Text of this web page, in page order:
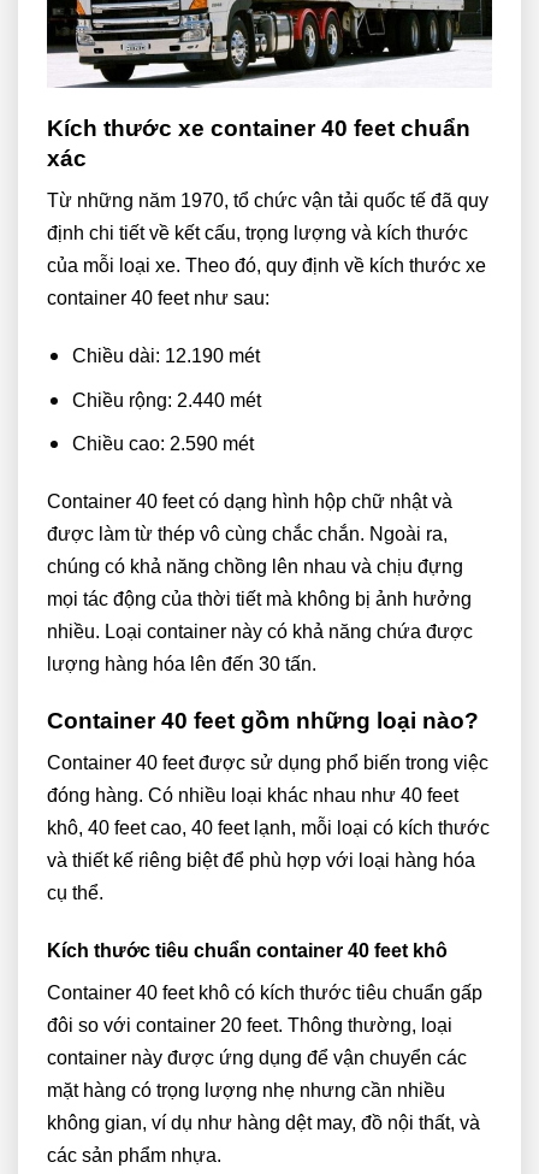
Kích thước xe container 40 feet chuẩn
xác
Từ những năm 1970, tổ chức vận tải quốc tế đã quy
định chi tiết về kết cấu, trọng lượng và kích thước
của mỗi loại xe. Theo đó, quy định về kích thước xe
container 40 feet như sau:
Chiều dài: 12.190 mét
Chiều rộng: 2.440 mét
Chiều cao: 2.590 mét
Container 40 feet có dạng hình hộp chữ nhật và
được làm từ thép vô cùng chắc chắn. Ngoài ra,
chúng có khả năng chồng lên nhau và chịu đựng
mọi tác động của thời tiết mà không bị ảnh hưởng
nhiều. Loại container này có khả năng chứa được
lượng hàng hóa lên đến 30 tấn.
Container 40 feet gồm những loại nào?
Container 40 feet được sử dụng phổ biến trong việc
đóng hàng. Có nhiều loại khác nhau như 40 feet
khô, 40 feet cao, 40 feet lạnh, mỗi loại có kích thước
và thiết kế riêng biệt để phù hợp với loại hàng hóa
cụ thể.
Kích thước tiêu chuẩn container 40 feet khô
Container 40 feet khô có kích thước tiêu chuẩn gấp
đôi so với container 20 feet. Thông thường, loại
container này được ứng dụng để vận chuyển các
mặt hàng có trọng lượng nhẹ nhưng cần nhiều
không gian, ví dụ như hàng dệt may, đồ nội thất, và
các sản phẩm nhựa.